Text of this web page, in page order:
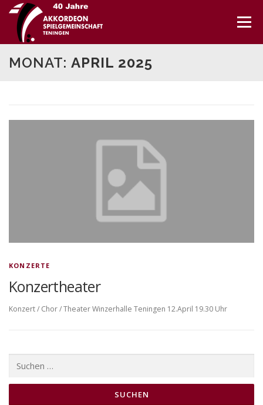
Direkt
zum
Menü
MONAT: APRIL 2025
KONZERTE
Konzertheater
Konzert / Chor / Theater Winzerhalle Teningen 12.April 19.30 Uhr
nach: